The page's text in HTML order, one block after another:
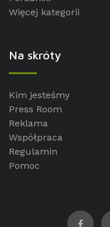
Więcej kategorii
Na skróty
Kim jesteśmy
Press Room
Reklama
Współpraca
Regulamin
Pomoc